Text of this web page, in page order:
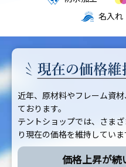
名入れ
近年、原材料やフレーム資
ております。
テントショップでは、さま
り現在の価格を維持していま
価格上昇が続